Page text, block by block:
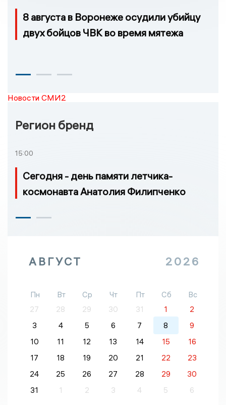
8 августа в Воронеже осудили убийцу
двух бойцов ЧВК во время мятежа
Новости СМИ2
Регион бренд
15:00
Сегодня - день памяти летчика-
космонавта Анатолия Филипченко
АВГУСТ 2026
Пн Вт Ср Чт Пт Сб
Вс
27
28 29 30 31 1
2
3
4 5 6 7 8
9
10
11 12 13 14 15
16
17
18 19 20 21 22
23
24
25 26 27 28 29
30
31
1 2 3 4 5 6